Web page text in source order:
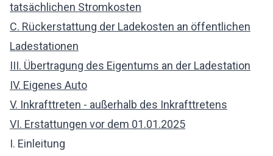
tatsächlichen Stromkosten
C. Rückerstattung der Ladekosten an öffentlichen
Ladestationen
III. Übertragung des Eigentums an der Ladestation
IV. Eigenes Auto
V. Inkrafttreten - außerhalb des Inkrafttretens
VI. Erstattungen vor dem 01.01.2025
I. Einleitung